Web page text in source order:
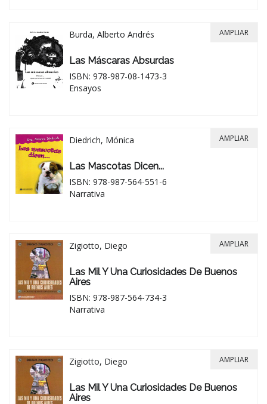
Burda, Alberto Andrés
Las Máscaras Absurdas
ISBN: 978-987-08-1473-3
Ensayos
AMPLIAR
Diedrich, Mónica
Las Mascotas Dicen...
ISBN: 978-987-564-551-6
Narrativa
AMPLIAR
Zigiotto, Diego
Las Mil Y Una Curiosidades De Buenos
Aires
ISBN: 978-987-564-734-3
Narrativa
AMPLIAR
Zigiotto, Diego
Las Mil Y Una Curiosidades De Buenos
Aires
AMPLIAR